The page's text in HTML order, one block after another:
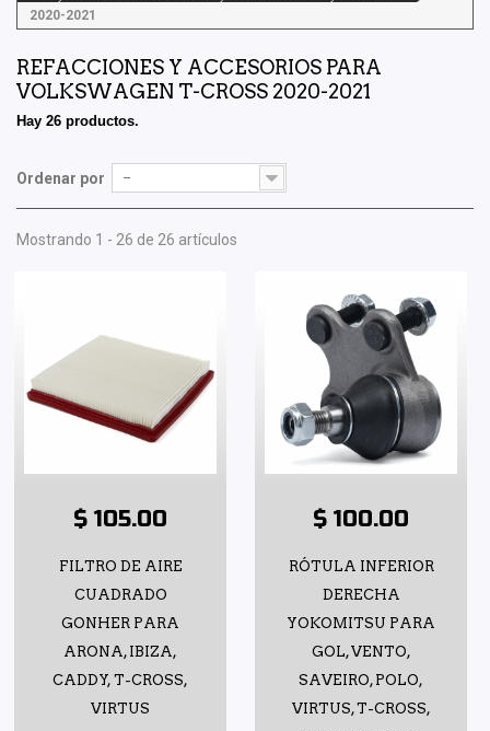
2020-2021
REFACCIONES Y ACCESORIOS PARA
VOLKSWAGEN T-CROSS 2020-2021
Hay 26 productos.
Ordenar por --
Mostrando 1 - 26 de 26 artículos
$ 105.00
FILTRO DE AIRE
CUADRADO
GONHER PARA
ARONA, IBIZA,
CADDY, T-CROSS,
VIRTUS
$ 100.00
RÓTULA INFERIOR
DERECHA
YOKOMITSU PARA
GOL, VENTO,
SAVEIRO, POLO,
VIRTUS, T-CROSS,